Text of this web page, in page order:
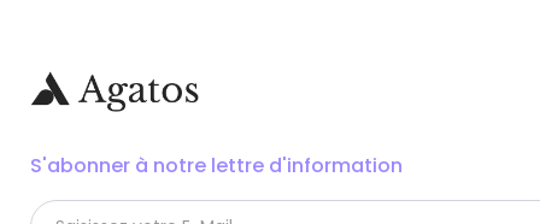
S'abonner à notre lettre d'information